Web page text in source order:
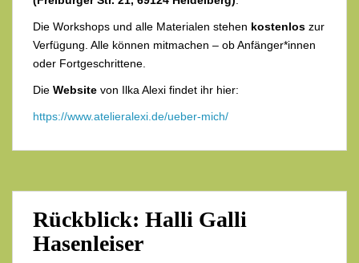
Die Workshops und alle Materialen stehen kostenlos zur
Verfügung. Alle können mitmachen – ob Anfänger*innen
oder Fortgeschrittene.
Die Website von Ilka Alexi findet ihr hier:
https://www.atelieralexi.de/ueber-mich/
Rückblick: Halli Galli
Hasenleiser